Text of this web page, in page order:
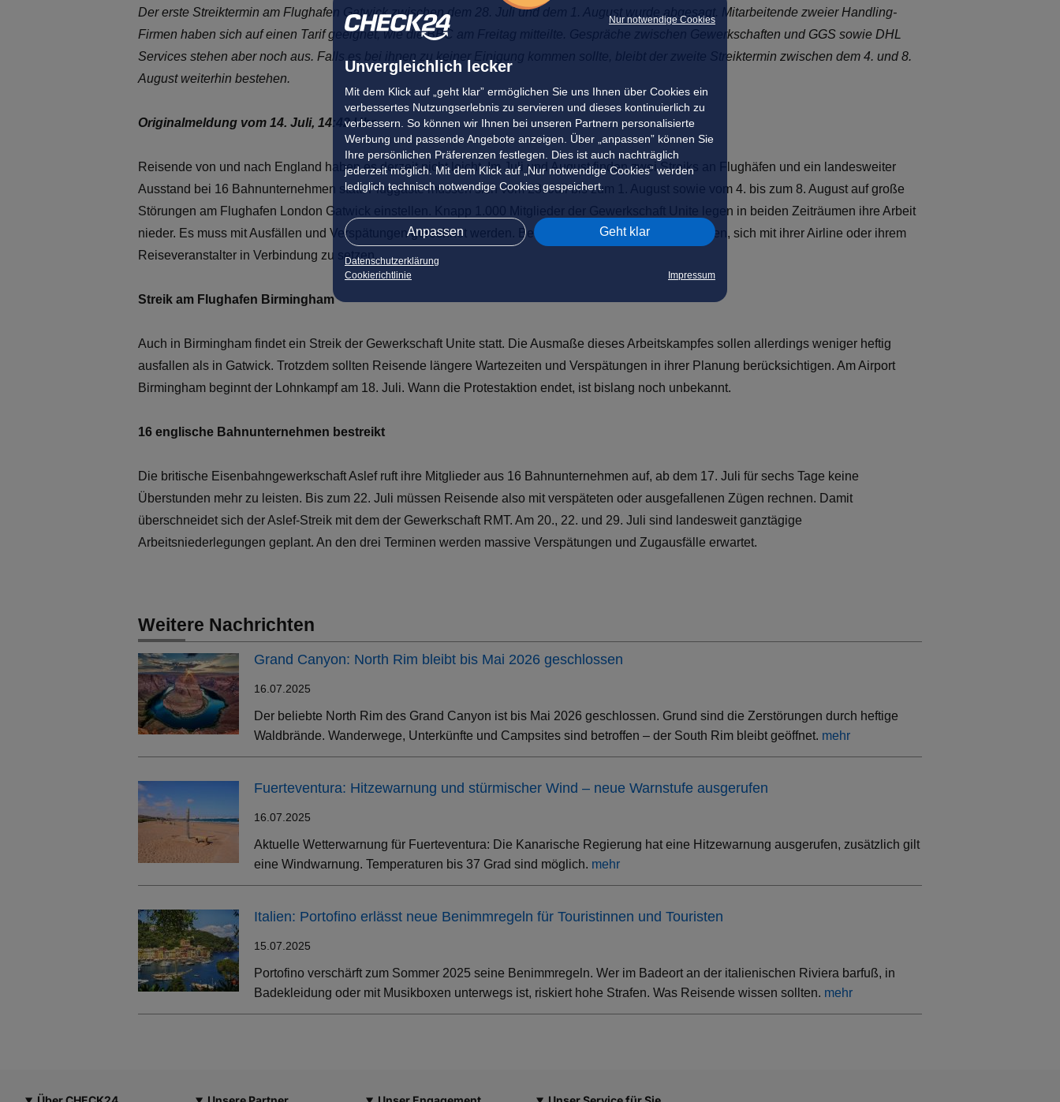
Nur notwendige Cookies
Unvergleichlich lecker
Mit dem Klick auf „geht klar” ermöglichen Sie uns Ihnen über Cookies ein
verbessertes Nutzungserlebnis zu servieren und dieses kontinuierlich zu
verbessern. So können wir Ihnen bei unseren Partnern personalisierte
Werbung und passende Angebote anzeigen. Über „anpassen” können Sie
Ihre persönlichen Präferenzen festlegen. Dies ist auch nachträglich
jederzeit möglich. Mit dem Klick auf „Nur notwendige Cookies” werden
lediglich technisch notwendige Cookies gespeichert.
Anpassen Geht klar
Datenschutzerklärung
Cookierichtlinie
Impressum
Der erste Streiktermin am Flughafen Gatwick zwischen dem 28. Juli und dem 1. August wurde abgesagt. Mitarbeitende zweier Handling-
Firmen haben sich auf einen Tarif geeignet, wie die BBC am Freitag mitteilte. Gespräche zwischen Gewerkschaften und GGS sowie DHL
Services stehen aber noch aus. Falls es bei ihnen zu keiner Einigung kommen sollte, bleibt der zweite Streiktermin zwischen dem 4. und 8.
August weiterhin bestehen.
Originalmeldung vom 14. Juli, 14:42 Uhr
Reisende von und nach England haben es derzeit nicht leicht. Im Juli und August finden zwei Streiks an Flughäfen und ein landesweiter
Ausstand bei 16 Bahnunternehmen statt. Fluggäste müssen sich vom 28. Juli bis zum 1. August sowie vom 4. bis zum 8. August auf große
Störungen am Flughafen London Gatwick einstellen. Knapp 1.000 Mitglieder der Gewerkschaft Unite legen in beiden Zeiträumen ihre Arbeit
nieder. Es muss mit Ausfällen und Verspätungen gerechnet werden. Betroffene Reisende werden gebeten, sich mit ihrer Airline oder ihrem
Reiseveranstalter in Verbindung zu setzen.
Streik am Flughafen Birmingham
Auch in Birmingham findet ein Streik der Gewerkschaft Unite statt. Die Ausmaße dieses Arbeitskampfes sollen allerdings weniger heftig
ausfallen als in Gatwick. Trotzdem sollten Reisende längere Wartezeiten und Verspätungen in ihrer Planung berücksichtigen. Am Airport
Birmingham beginnt der Lohnkampf am 18. Juli. Wann die Protestaktion endet, ist bislang noch unbekannt.
16 englische Bahnunternehmen bestreikt
Die britische Eisenbahngewerkschaft Aslef ruft ihre Mitglieder aus 16 Bahnunternehmen auf, ab dem 17. Juli für sechs Tage keine
Überstunden mehr zu leisten. Bis zum 22. Juli müssen Reisende also mit verspäteten oder ausgefallenen Zügen rechnen. Damit
überschneidet sich der Aslef-Streik mit dem der Gewerkschaft RMT. Am 20., 22. und 29. Juli sind landesweit ganztägige
Arbeitsniederlegungen geplant. An den drei Terminen werden massive Verspätungen und Zugausfälle erwartet.
Weitere Nachrichten
Grand Canyon: North Rim bleibt bis Mai 2026 geschlossen
16.07.2025
Der beliebte North Rim des Grand Canyon ist bis Mai 2026 geschlossen. Grund sind die Zerstörungen durch heftige
Waldbrände. Wanderwege, Unterkünfte und Campsites sind betroffen – der South Rim bleibt geöffnet. mehr
Fuerteventura: Hitzewarnung und stürmischer Wind – neue Warnstufe ausgerufen
16.07.2025
Aktuelle Wetterwarnung für Fuerteventura: Die Kanarische Regierung hat eine Hitzewarnung ausgerufen, zusätzlich gilt
eine Windwarnung. Temperaturen bis 37 Grad sind möglich. mehr
Italien: Portofino erlässt neue Benimmregeln für Touristinnen und Touristen
15.07.2025
Portofino verschärft zum Sommer 2025 seine Benimmregeln. Wer im Badeort an der italienischen Riviera barfuß, in
Badekleidung oder mit Musikboxen unterwegs ist, riskiert hohe Strafen. Was Reisende wissen sollten. mehr